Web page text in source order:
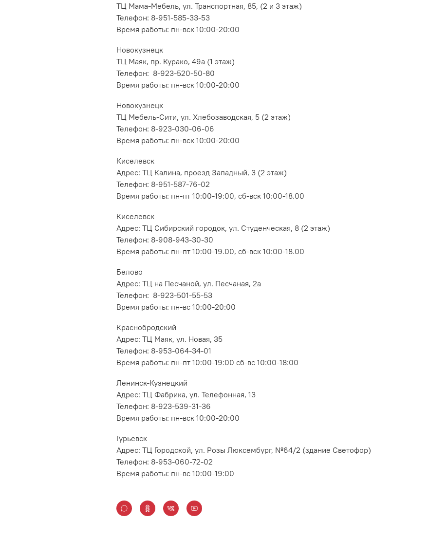
ТЦ Мама-Мебель, ул. Транспортная, 85, (2 и 3 этаж)
Телефон: 8-951-585-33-53
Время работы: пн-вск 10:00-20:00
Новокузнецк
ТЦ Маяк, пр. Курако, 49а (1 этаж)
Телефон: 8-923-520-50-80
Время работы: пн-вск 10:00-20:00
Новокузнецк
ТЦ Мебель-Сити, ул. Хлебозаводская, 5 (2 этаж)
Телефон: 8-923-030-06-06
Время работы: пн-вск 10:00-20:00
Киселевск
Адрес: ТЦ Калина, проезд Западный, 3 (2 этаж)
Телефон: 8-951-587-76-02
Время работы: пн-пт 10:00-19:00, сб-вск 10:00-18.00
Киселевск
Адрес: ТЦ Сибирский городок, ул. Студенческая, 8 (2 этаж)
Телефон: 8-908-943-30-30
Время работы: пн-пт 10:00-19.00, сб-вск 10:00-18.00
Белово
Адрес: ТЦ на Песчаной, ул. Песчаная, 2а
Телефон: 8-923-501-55-53
Время работы: пн-вс 10:00-20:00
Краснобродский
Адрес: ТЦ Маяк, ул. Новая, 35
Телефон: 8-953-064-34-01
Время работы: пн-пт 10:00-19:00 сб-вс 10:00-18:00
Ленинск-Кузнецкий
Адрес: ТЦ Фабрика, ул. Телефонная, 13
Телефон: 8-923-539-31-36
Время работы: пн-вск 10:00-20:00
Гурьевск
Адрес: ТЦ Городской, ул. Розы Люксембург, №64/2 (здание Светофор)
Телефон: 8-953-060-72-02
Время работы: пн-вс 10:00-19:00